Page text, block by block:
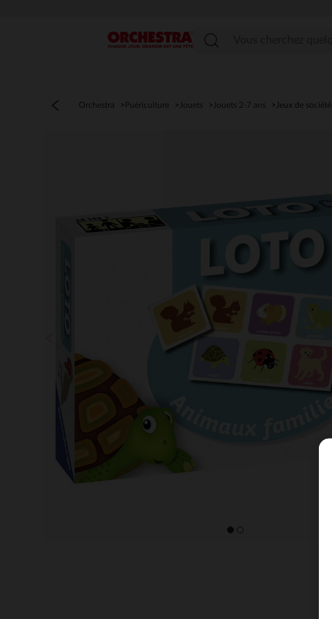
Menu
Orchestra Puériculture Jouets Jouets 2-7 ans Jeux de société